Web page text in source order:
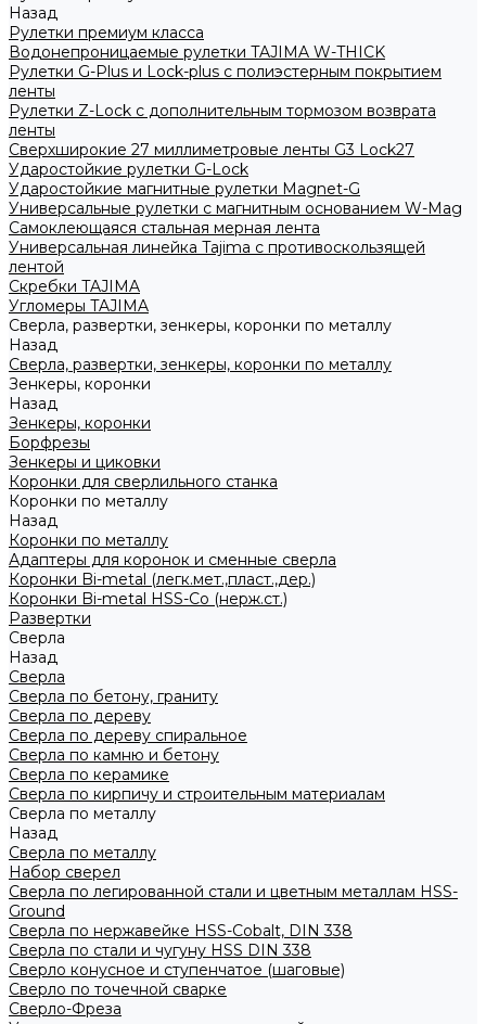
Назад
Рулетки премиум класса
Водонепроницаемые рулетки TAJIMA W-THICK
Рулетки G-Plus и Lock-plus с полиэстерным покрытием
ленты
Рулетки Z-Lock с дополнительным тормозом возврата
ленты
Сверхширокие 27 миллиметровые ленты G3 Lock27
Ударостойкие рулетки G-Lock
Ударостойкие магнитные рулетки Magnet-G
Универсальные рулетки с магнитным основанием W-Mag
Самоклеющаяся стальная мерная лента
Универсальная линейка Tajima с противоскользящей
лентой
Скребки TAJIMA
Угломеры TAJIMA
Сверла, развертки, зенкеры, коронки по металлу
Назад
Сверла, развертки, зенкеры, коронки по металлу
Зенкеры, коронки
Назад
Зенкеры, коронки
Борфрезы
Зенкеры и циковки
Коронки для сверлильного станка
Коронки по металлу
Назад
Коронки по металлу
Адаптеры для коронок и сменные сверла
Коронки Bi-metal (легк.мет.,пласт.,дер.)
Коронки Bi-metal HSS-Co (нерж.ст.)
Развертки
Сверла
Назад
Сверла
Сверла по бетону, граниту
Сверла по дереву
Сверла по дереву спиральное
Сверла по камню и бетону
Сверла по керамике
Сверла по кирпичу и строительным материалам
Сверла по металлу
Назад
Сверла по металлу
Набор сверел
Сверла по легированной стали и цветным металлам HSS-
Ground
Сверла по нержавейке HSS-Cobalt, DIN 338
Сверла по стали и чугуну HSS DIN 338
Сверло конусное и ступенчатое (шаговые)
Сверло по точечной сварке
Сверло-Фреза